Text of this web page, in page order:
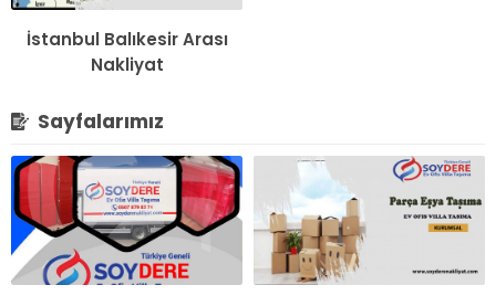
İstanbul Balıkesir Arası
Nakliyat
Sayfalarımız